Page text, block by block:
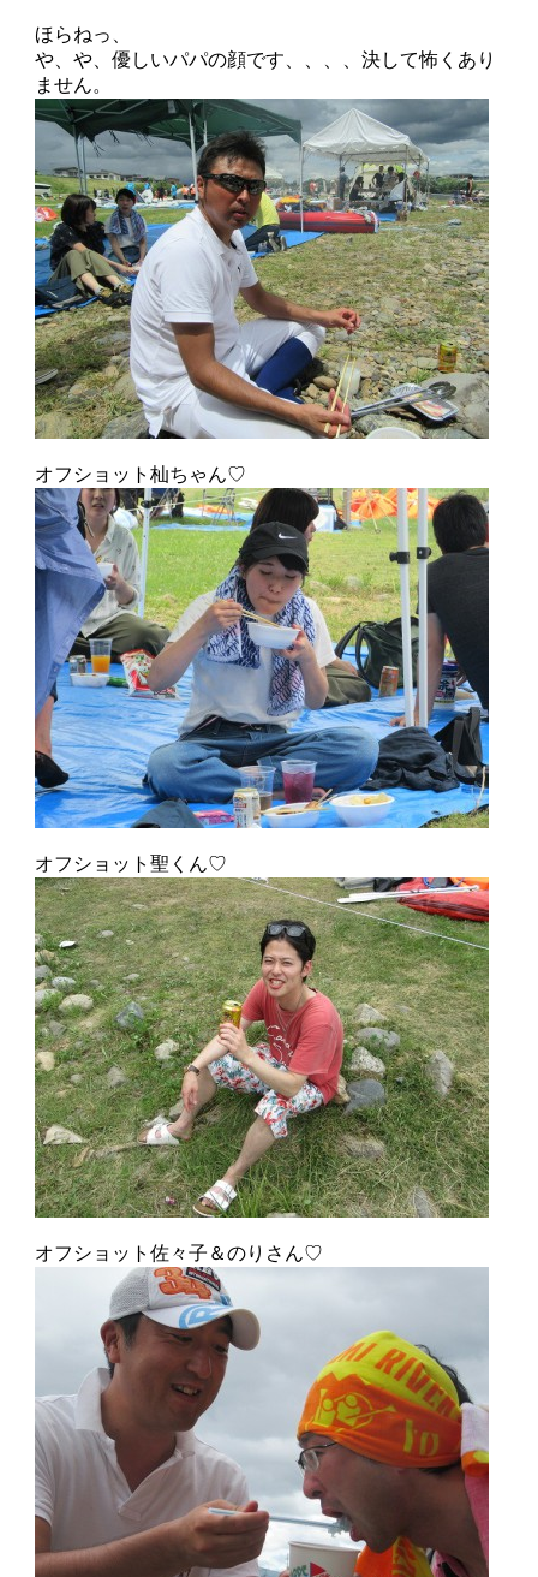
ほらねっ、
や、や、優しいパパの顔です、、、、決して怖くあり
ません。
オフショット杣ちゃん♡
オフショット聖くん♡
オフショット佐々子＆のりさん♡